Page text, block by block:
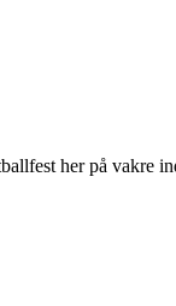
her på vakre